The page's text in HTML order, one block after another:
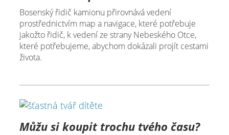
Bosenský řidič kamionu přirovnává vedení
prostřednictvím map a navigace, které potřebuje
jakožto řidič, k vedení ze strany Nebeského Otce,
které potřebujeme, abychom dokázali projít cestami
života.
Můžu si koupit trochu tvého času?